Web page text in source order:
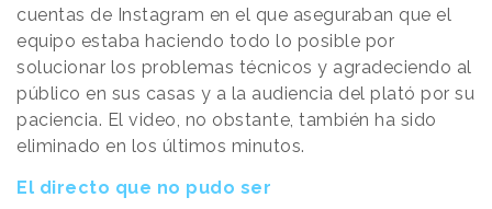
cuentas de Instagram en el que aseguraban que el
equipo estaba haciendo todo lo posible por
solucionar los problemas técnicos y agradeciendo al
público en sus casas y a la audiencia del plató por su
paciencia. El video, no obstante, también ha sido
eliminado en los últimos minutos.
El directo que no pudo ser